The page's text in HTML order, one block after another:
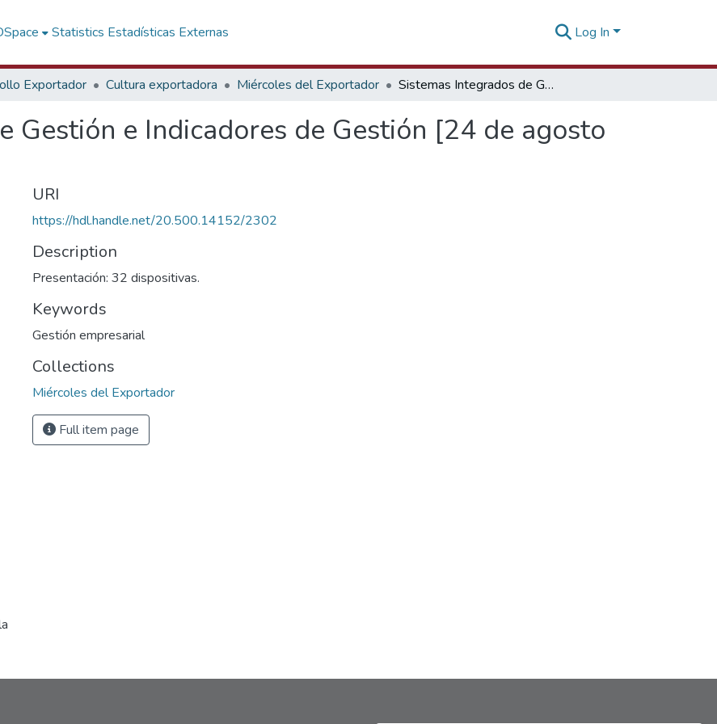
Statistics Estadísticas Externas Log In
Exportador Cultura exportadora Miércoles del Exportador Sistemas Integrados de Gestión e Indicadores de Gestión [24 de agosto de 2011]
Gestión e Indicadores de Gestión [24 de agosto
URI
https://hdl.handle.net/20.500.14152/2302
Description
Presentación: 32 dispositivas.
Keywords
Gestión empresarial
Collections
Miércoles del Exportador
Full item page